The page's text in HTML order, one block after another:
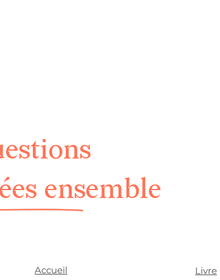
ensemble
Accueil
Livre